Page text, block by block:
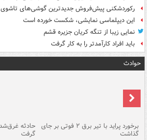
رکوردشکنی پیش‌فروش جدیدترین گوشی‌های
این دیپلماسی نمایشی، شکست خورده است
نمایی زیبا از تنگه کریان جزیره قشم
باید افراد کارآمدتر را به کار گرفت
حوادث
برخورد پراید با تیر برق ۲ فوتی بر جای
گذاشت گرفت